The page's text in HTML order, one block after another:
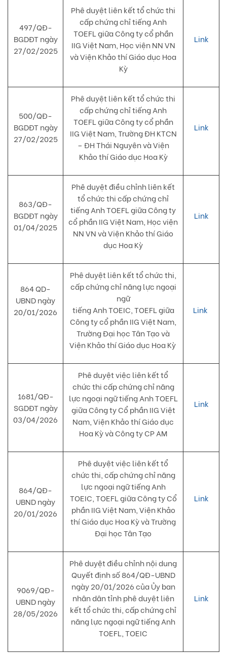
497/QĐ-
BGDĐT ngày
27/02/2025
Phê duyệt liên kết tổ chức thi
cấp chứng chỉ tiếng Anh
TOEFL giữa Công ty cổ phần
IIG Việt Nam, Học viện NN VN
và Viện Khảo thí Giáo dục Hoa
Kỳ
Link
500/QĐ-
BGDĐT ngày
27/02/2025
Phê duyệt liên kết tổ chức thi
cấp chứng chỉ tiếng Anh
TOEFL giữa Công ty cổ phần
IIG Việt Nam, Trường ĐH KTCN
– ĐH Thái Nguyên và Viện
Khảo thí Giáo dục Hoa Kỳ
Link
863/QĐ-
BGDĐT ngày
01/04/2025
Phê duyệt điều chỉnh liên kết
tổ chức thi cấp chứng chỉ
tiếng Anh TOEFL giữa Công ty
cổ phần IIG Việt Nam, Học viện
NN VN và Viện Khảo thí Giáo
dục Hoa Kỳ
Link
864 QD-
UBND ngày
20/01/2026
Phê duyệt liên kết tổ chức thi,
cấp chứng chỉ năng lực ngoại
ngữ
tiếng Anh TOEIC, TOEFL giữa
Công ty cổ phần IIG Việt Nam
Trường Đại học Tân Tạo và
Viện Khảo thí Giáo dục Hoa Kỳ
Link
1681/QĐ-
SGDĐT ngày
03/04/2026
Phê duyệt việc liên kết tổ
chức thi cấp chứng chỉ năng
lực ngoại ngữ tiếng Anh TOEFL
giữaCông ty Cổ phần IIG Việt
Nam, Viện Khảo thí Giáo dục
Hoa Kỳ và Công ty CP AM
Link
864/QĐ-
UBND ngày
20/01/2026
Phê duyệt việc liên kết tổ
chức thi, cấp chứng chỉ năng
lực ngoại ngữ tiếng Anh
TOEIC, TOEFL giữaCông ty Cổ
phần IIG Việt Nam, Viện Khảo
thí Giáo dục Hoa Kỳ và Trường
Đại học Tân Tạo
Link
9069/QĐ-
UBND ngày
28/05/2026
Phê duyệt điều chỉnh nội dung
Quyết định số 864/QĐ-UBND
ngày 20/01/2026 của Ủy ban
nhân dân tỉnh phê duyệt liên
kết tổ chức thi, cấp chứng chỉ
năng lực ngoại ngữ tiếng Anh
TOEFL, TOEIC
Link